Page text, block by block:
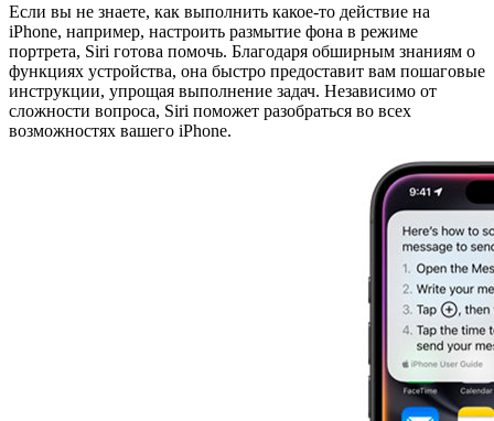
Если вы не знаете, как выполнить какое-то действие на
iPhone, например, настроить размытие фона в режиме
портрета, Siri готова помочь. Благодаря обширным знаниям о
функциях устройства, она быстро предоставит вам пошаговые
инструкции, упрощая выполнение задач. Независимо от
сложности вопроса, Siri поможет разобраться во всех
возможностях вашего iPhone.